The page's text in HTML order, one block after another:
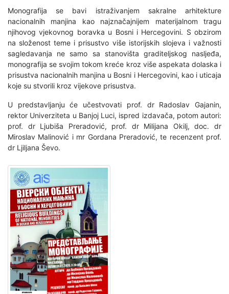
Monografija se bavi istraživanjem sakralne arhitekture
nacionalnih manjina kao najznačajnijem materijalnom tragu
njihovog vjekovnog boravka u Bosni i Hercegovini. S obzirom
na složenost teme i prisustvo više istorijskih slojeva i važnosti
sagledavanja ne samo sa stanovišta graditeljskog nasljeđa,
monografija se svojim tokom kreće kroz više aspekata dolaska i
prisustva nacionalnih manjina u Bosni i Hercegovini, kao i uticaja
koje su stvorili kroz vijekove prisustva.
U predstavljanju će učestvovati prof. dr Radoslav Gajanin,
rektor Univerziteta u Banjoj Luci, ispred izdavača, potom autori:
prof. dr Ljubiša Preradović, prof. dr Milijana Okilj, doc. dr
Miroslav Malinović i mr Gordana Preradović, te recenzent prof.
dr Ljiljana Ševo.